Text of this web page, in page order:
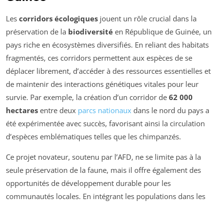
Les corridors écologiques jouent un rôle crucial dans la
préservation de la biodiversité en République de Guinée, un
pays riche en écosystèmes diversifiés. En reliant des habitats
fragmentés, ces corridors permettent aux espèces de se
déplacer librement, d’accéder à des ressources essentielles et
de maintenir des interactions génétiques vitales pour leur
survie. Par exemple, la création d’un corridor de 62 000
hectares entre deux parcs nationaux dans le nord du pays a
été expérimentée avec succès, favorisant ainsi la circulation
d’espèces emblématiques telles que les chimpanzés.
Ce projet novateur, soutenu par l’AFD, ne se limite pas à la
seule préservation de la faune, mais il offre également des
opportunités de développement durable pour les
communautés locales. En intégrant les populations dans les